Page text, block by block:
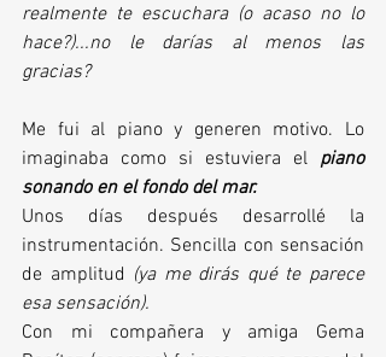
realmente te escuchara (o acaso no lo
hace?)...no le darías al menos las
gracias?
Me fui al piano y generen motivo. Lo
imaginaba como si estuviera el piano
sonando en el fondo del mar.
Unos días después desarrollé la
instrumentación. Sencilla con sensación
de amplitud (ya me dirás qué te parece
esa sensación).
Con mi compañera y amiga Gema